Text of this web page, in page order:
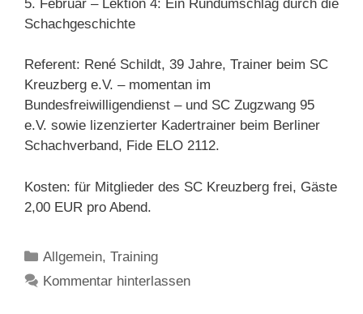
5. Februar – Lektion 4: Ein Rundumschlag durch die
Schachgeschichte
Referent: René Schildt, 39 Jahre, Trainer beim SC
Kreuzberg e.V. – momentan im
Bundesfreiwilligendienst – und SC Zugzwang 95
e.V. sowie lizenzierter Kadertrainer beim Berliner
Schachverband, Fide ELO 2112.
Kosten: für Mitglieder des SC Kreuzberg frei, Gäste
2,00 EUR pro Abend.
Kategorien
Allgemein,Training
Kommentar hinterlassen